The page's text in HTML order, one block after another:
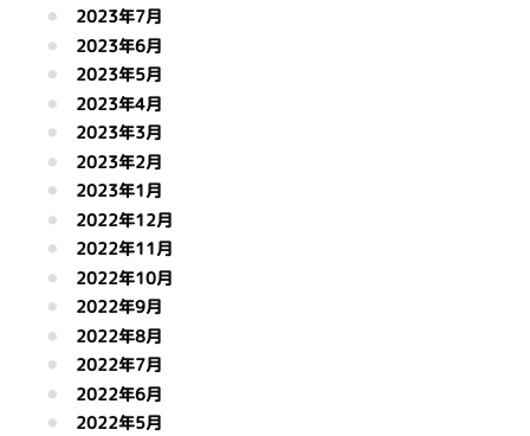
2023年7月
2023年6月
2023年5月
2023年4月
2023年3月
2023年2月
2023年1月
2022年12月
2022年11月
2022年10月
2022年9月
2022年8月
2022年7月
2022年6月
2022年5月